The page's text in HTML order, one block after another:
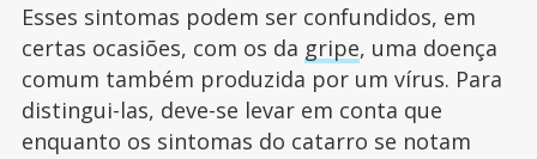
Esses sintomas podem ser confundidos, em
certas ocasiões, com os da gripe, uma doença
comum também produzida por um vírus. Para
distingui-las, deve-se levar em conta que
enquanto os sintomas do catarro se notam